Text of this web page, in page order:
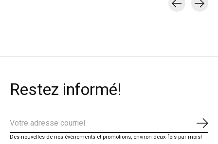
Restez informé!
Des nouvelles de nos événements et promotions, environ deux fois par mois!